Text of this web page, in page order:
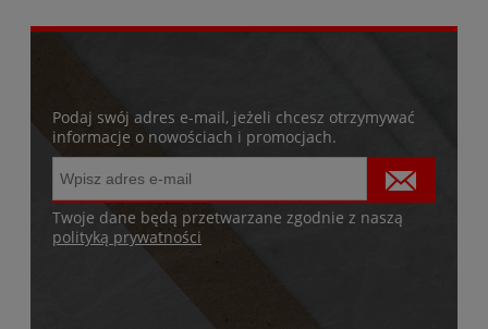
Podaj swój adres e-mail, jeżeli chcesz otrzymywać
informacje o nowościach i promocjach.
Twoje dane będą przetwarzane zgodnie z naszą
polityką prywatności